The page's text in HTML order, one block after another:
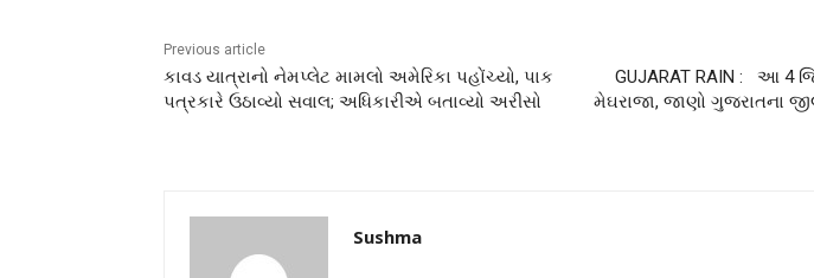
Previous article
કાવડ યાત્રાનો નેમપ્લેટ મામલો અમેરિકા પહોંચ્યો, પાક
પત્રકારે ઉઠાવ્યો સવાલ; અધિકારીએ બતાવ્યો અરીસો
GUJARAT RAIN : આ 4
મેઘરાજા, જાણો ગુજરાતના
Sushma